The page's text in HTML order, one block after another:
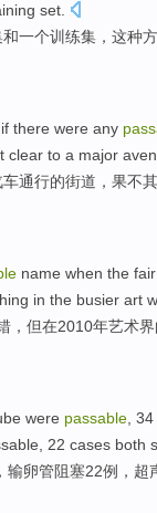
set.
和一个训练集， 这种
there were any
clear to a major
车通行的街道 ，果不
name when the
in the busier art
， 但在2010年艺术界
were passable 34
22 cases both
输卵管阻塞22例，超